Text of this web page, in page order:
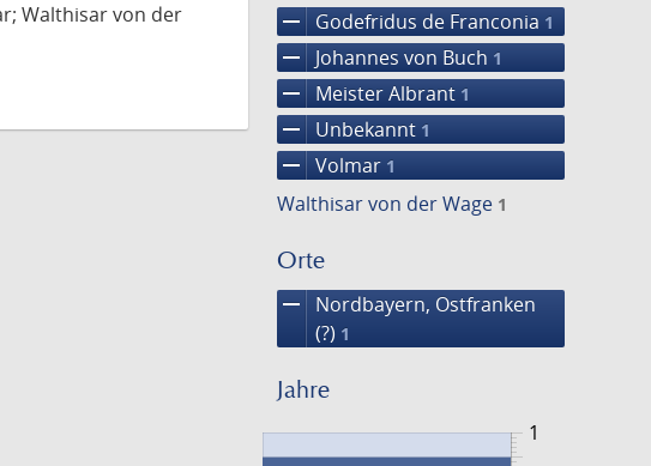
remove Godefridus de Franconia 1
remove Johannes von Buch 1
remove Meister Albrant 1
remove Unbekannt 1
remove Volmar 1
Walthisar von der Wage 1
Orte
remove
Nordbayern, Ostfranken
(?) 1
Jahre
1
Walthisar von der